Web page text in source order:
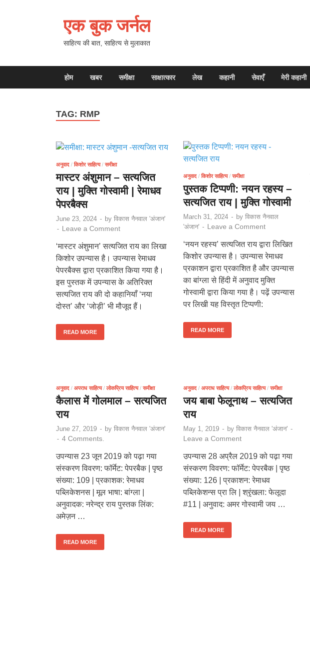
एक बुक जर्नल
साहित्य की बात, साहित्य से मुलाकात
होम खबर समीक्षा साक्षात्कार लेख कहानी सेवाएँ मेरी कहानी
TAG: RMP
अनुवाद / किशोर साहित्य/ समीक्षा
मास्टर अंशुमान – सत्यजित
राय | मुक्ति गोस्वामी | रेमाधव
पेपरबैक्स
June 23, 2024 - by विकास नैनवाल 'अंजान'
- Leave a Comment
‘मास्टर अंशुमान’ सत्यजित राय का लिखा
किशोर उपन्यास है। उपन्यास रेमाधव
पेपरबैक्स द्वारा प्रकाशित किया गया है।
इस पुस्तक में उपन्यास के अतिरिक्त
सत्यजित राय की दो कहानियाँ ‘नया
दोस्त’ और ‘जोड़ी’ भी मौजूद हैं।
READ MORE
अनुवाद / किशोर साहित्य/ समीक्षा
पुस्तक टिप्पणी: नयन रहस्य –
सत्यजित राय | मुक्ति गोस्वामी
March 31, 2024 - by विकास नैनवाल
'अंजान' - Leave a Comment
‘नयन रहस्य’ सत्यजित राय द्वारा लिखित
किशोर उपन्यास है। उपन्यास रेमाधव
प्रकाशन द्वारा प्रकाशित है और उपन्यास
का बांग्ला से हिंदी में अनुवाद मुक्ति
गोस्वामी द्वारा किया गया है। पढ़ें उपन्यास
पर लिखी यह विस्तृत टिप्पणी:
READ MORE
अनुवाद / अपराध साहित्य/ लोकप्रिय साहित्य/ समीक्षा
कैलास में गोलमाल – सत्यजित
राय
June 27, 2019 - by विकास नैनवाल 'अंजान'
- 4 Comments.
उपन्यास 23 जून 2019 को पढ़ा गया
संस्करण विवरण: फॉर्मेट: पेपरबैक | पृष्ठ
संख्या: 109 | प्रकाशक: रेमाधव
पब्लिकेशनस | मूल भाषा: बांग्ला |
अनुवादक: नरेन्द्र राय पुस्तक लिंक:
अमेज़न …
READ MORE
अनुवाद / अपराध साहित्य/ लोकप्रिय साहित्य/ समीक्षा
जय बाबा फेलूनाथ – सत्यजित
राय
May 1, 2019 - by विकास नैनवाल 'अंजान' -
Leave a Comment
उपन्यास 28 अप्रैल 2019 को पढ़ा गया
संस्करण विवरण: फॉर्मेट: पेपरबैक | पृष्ठ
संख्या: 126 | प्रकाशन: रेमाधव
पब्लिकेशन्स प्रा लि | श्रृंखला: फेलूदा
#11 | अनुवाद: अमर गोस्वामी जय …
READ MORE